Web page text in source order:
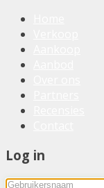
Log in